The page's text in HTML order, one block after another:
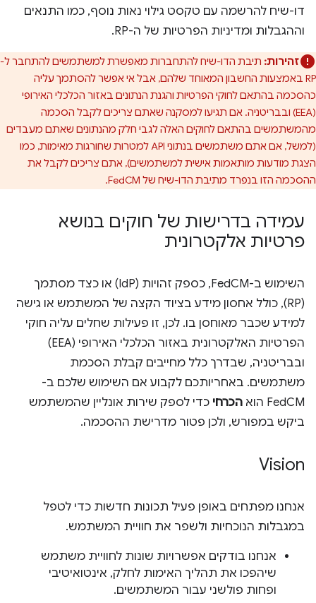
דו-שיח להרשמה עם טקסט גילוי נאות נוסף, כמו התנאים
וההגבלות ומדיניות הפרטיות של ה-RP.
זהירות: תיבת הדו-שיח להתחברות מאפשרת למשתמשים להתחבר ל-
RP באמצעות החשבון המאוחד שלהם, אבל אי אפשר להסתמך עליה
כהסכמה בהתאם לחוקי הפרטיות והגנת הנתונים באזור הכלכלי האירופי
(EEA) ובבריטניה. אם תגיעו למסקנה שאתם צריכים לקבל הסכמה
מהמשתמשים בהתאם לחוקים האלה לגבי חלק מהנתונים שאתם מעבדים
(למשל, אם אתם משתמשים בנתוני API למטרות שחורגות מאימות, כמו
הצגת מודעות מותאמות אישית למשתמשים), אתם צריכים לקבל את
ההסכמה הזו בנפרד מתיבת הדו-שיח של FedCM.
עמידה בדרישות של חוקים בנושא
פרטיות אלקטרונית
השימוש ב-FedCM, כספק זהויות (IdP) או כצד מסתמך
(RP), כולל אחסון מידע בציוד הקצה של המשתמש או גישה
למידע שכבר מאוחסן בו. לכן, זו פעילות שחלים עליה חוקי
הפרטיות האלקטרונית באזור הכלכלי האירופי (EEA)
ובבריטניה, שבדרך כלל מחייבים קבלת הסכמת
משתמשים. באחריותכם לקבוע אם השימוש שלכם ב-
FedCM הוא
הכרחי כדי לספק שירות אונליין שהמשתמש
ביקש במפורש, ולכן פטור מדרישת ההסכמה.
Vision
אנחנו מפתחים באופן פעיל תכונות חדשות כדי לטפל
במגבלות הנוכחיות ולשפר את חוויית המשתמש.
אנחנו בודקים אפשרויות שונות לחוויית משתמש
שיהפכו את תהליך האימות לחלק, אינטואיטיבי
ופחות פולשני עבור המשתמשים.